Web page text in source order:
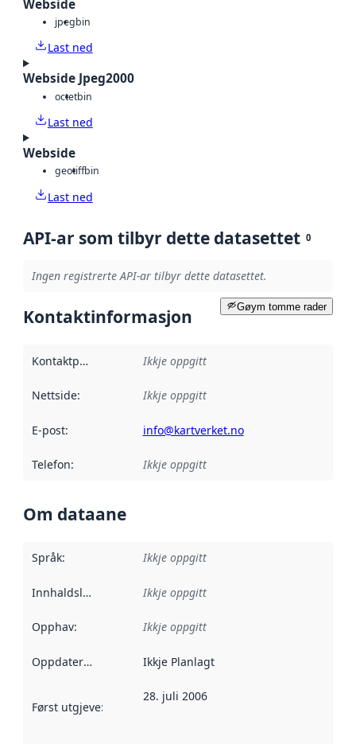
Webside
jpegbin
Last ned
Webside Jpeg2000
octetbin
Last ned
Webside
geotiffbin
Last ned
API-ar som tilbyr dette datasettet 0
Ingen registrerte API-ar tilbyr dette datasettet.
Gøym tomme rader
Kontaktinformasjon
Kontaktpunkt Ikkje oppgitt
Nettside: Ikkje oppgitt
E-post: info@kartverket.no
Telefon: Ikkje oppgitt
Om dataane
Språk: Ikkje oppgitt
Innhaldsleverandørar :
Ikkje oppgitt
Opphav: Ikkje oppgitt
Oppdateringsfrekvens :
Ikkje Planlagt
Først utgjeve: Denne datoen seier når dataa i dette
28. juli 2006